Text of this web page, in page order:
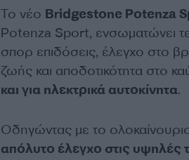
Το νέο Bridgestone Potenza
Potenza Sport, ενσωματώνει
σπορ επιδόσεις, έλεγχο στο
ζωής και αποδοτικότητα στο
και για ηλεκτρικά αυτοκίνητα.
Οδηγώντας με το
απόλυτο έλεγχο στις υψηλές